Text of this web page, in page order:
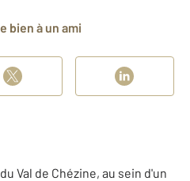
bien à un ami
Val de Chézine, au sein d'un